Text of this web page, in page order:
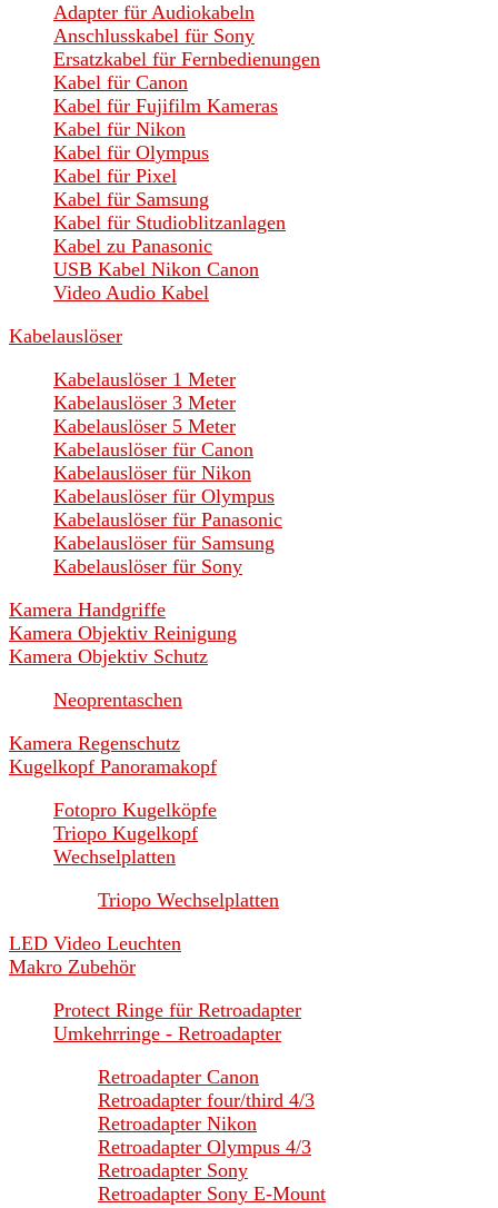
Adapter für Audiokabeln
Anschlusskabel für Sony
Ersatzkabel für Fernbedienungen
Kabel für Canon
Kabel für Fujifilm Kameras
Kabel für Nikon
Kabel für Olympus
Kabel für Pixel
Kabel für Samsung
Kabel für Studioblitzanlagen
Kabel zu Panasonic
USB Kabel Nikon Canon
Video Audio Kabel
Kabelauslöser
Kabelauslöser 1 Meter
Kabelauslöser 3 Meter
Kabelauslöser 5 Meter
Kabelauslöser für Canon
Kabelauslöser für Nikon
Kabelauslöser für Olympus
Kabelauslöser für Panasonic
Kabelauslöser für Samsung
Kabelauslöser für Sony
Kamera Handgriffe
Kamera Objektiv Reinigung
Kamera Objektiv Schutz
Neoprentaschen
Kamera Regenschutz
Kugelkopf Panoramakopf
Fotopro Kugelköpfe
Triopo Kugelkopf
Wechselplatten
Triopo Wechselplatten
LED Video Leuchten
Makro Zubehör
Protect Ringe für Retroadapter
Umkehrringe - Retroadapter
Retroadapter Canon
Retroadapter four/third 4/3
Retroadapter Nikon
Retroadapter Olympus 4/3
Retroadapter Sony
Retroadapter Sony E-Mount